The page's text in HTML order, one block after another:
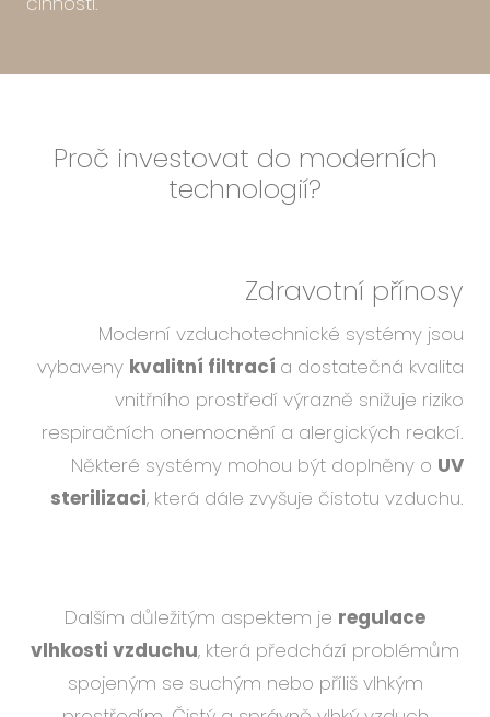
Proč investovat do moderních
technologií?
Zdravotní přínosy
Moderní vzduchotechnické systémy jsou
vybaveny kvalitní filtrací a dostatečná kvalita
vnitřního prostředí výrazně snižuje riziko
respiračních onemocnění a alergických reakcí.
Některé systémy mohou být doplněny o UV
sterilizaci, která dále zvyšuje čistotu vzduchu.
Dalším důležitým aspektem je regulace
vlhkosti vzduchu, která předchází problémům
spojeným se suchým nebo příliš vlhkým